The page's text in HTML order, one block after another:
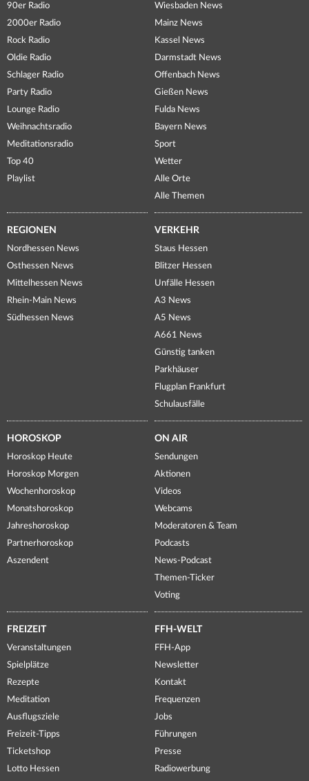
90er Radio
2000er Radio
Rock Radio
Oldie Radio
Schlager Radio
Party Radio
Lounge Radio
Weihnachtsradio
Meditationsradio
Top 40
Playlist
Wiesbaden News
Mainz News
Kassel News
Darmstadt News
Offenbach News
Gießen News
Fulda News
Bayern News
Sport
Wetter
Alle Orte
Alle Themen
REGIONEN
Nordhessen News
Osthessen News
Mittelhessen News
Rhein-Main News
Südhessen News
VERKEHR
Staus Hessen
Blitzer Hessen
Unfälle Hessen
A3 News
A5 News
A661 News
Günstig tanken
Parkhäuser
Flugplan Frankfurt
Schulausfälle
HOROSKOP
Horoskop Heute
Horoskop Morgen
Wochenhoroskop
Monatshoroskop
Jahreshoroskop
Partnerhoroskop
Aszendent
ON AIR
Sendungen
Aktionen
Videos
Webcams
Moderatoren & Team
Podcasts
News-Podcast
Themen-Ticker
Voting
FREIZEIT
Veranstaltungen
Spielplätze
Rezepte
Meditation
Ausflugsziele
Freizeit-Tipps
Ticketshop
Lotto Hessen
FFH-WELT
FFH-App
Newsletter
Kontakt
Frequenzen
Jobs
Führungen
Presse
Radiowerbung